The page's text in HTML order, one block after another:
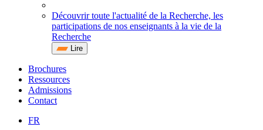
Découvrir toute l'actualité de la Recherche, les
participations de nos enseignants à la vie de la
Recherche
Lire
Brochures
Ressources
Admissions
Contact
FR